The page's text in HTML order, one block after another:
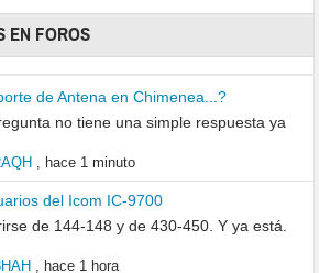
EN FOROS
de Antena en Chimenea...?
no tiene una simple respuesta ya
, hace 1 minuto
del Icom IC-9700
de 144-148 y de 430-450. Y ya está.
, hace 1 hora